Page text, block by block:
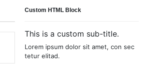
Custom HTML Block
This is a custom sub-title.
Lorem ipsum dolor sit amet, con sec
tetur elitad.